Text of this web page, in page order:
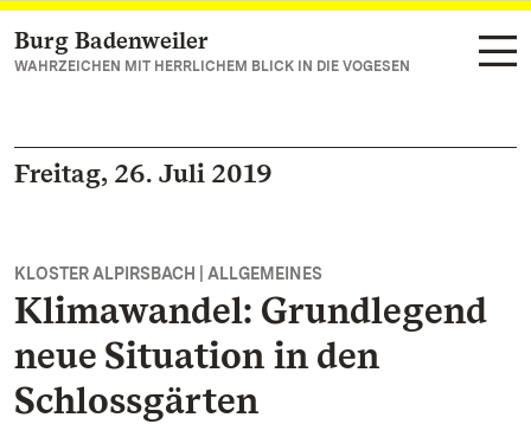
Zum Hauptinhalt springen
Burg Badenweiler
WAHRZEICHEN MIT HERRLICHEM BLICK IN DIE VOGESEN
Freitag, 26. Juli 2019
KLOSTER ALPIRSBACH | ALLGEMEINES
Klimawandel: Grundlegend
neue Situation in den
Schlossgärten